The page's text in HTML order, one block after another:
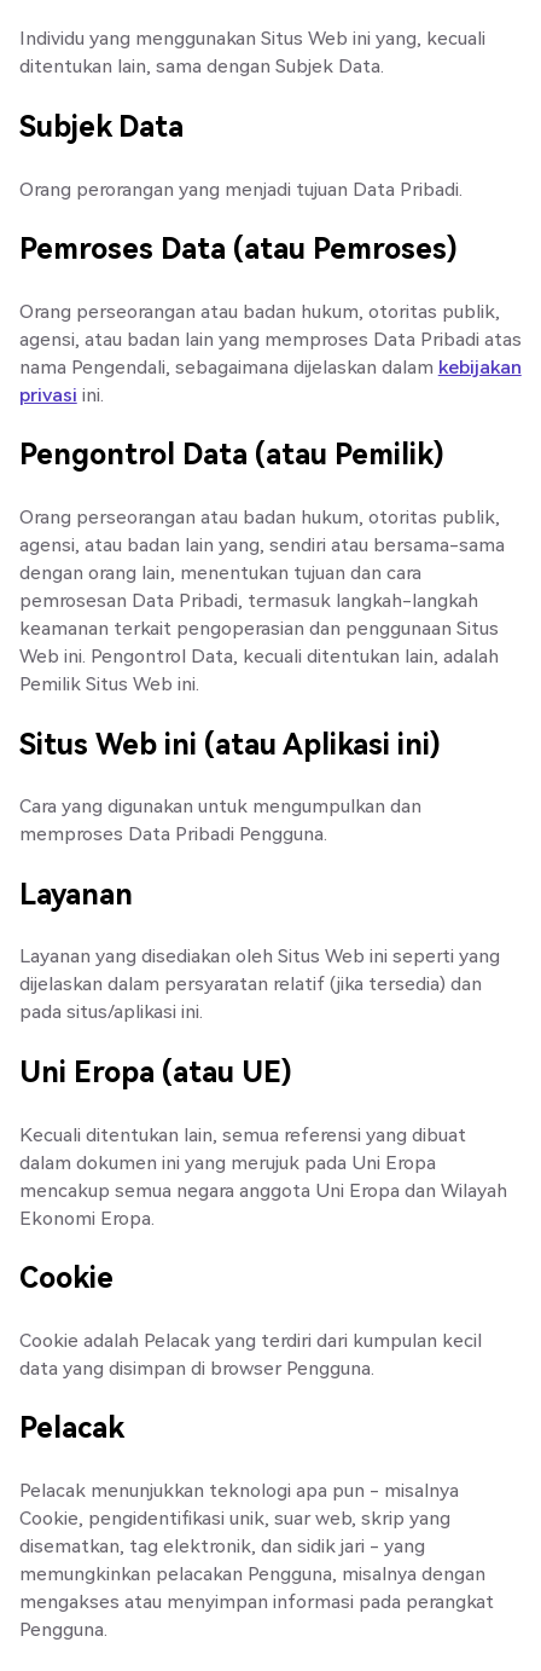
Individu yang menggunakan Situs Web ini yang, kecuali
ditentukan lain, sama dengan Subjek Data.
Subjek Data
Orang perorangan yang menjadi tujuan Data Pribadi.
Pemroses Data (atau Pemroses)
Orang perseorangan atau badan hukum, otoritas publik,
agensi, atau badan lain yang memproses Data Pribadi atas
nama Pengendali, sebagaimana dijelaskan dalam kebijakan
privasi ini.
Pengontrol Data (atau Pemilik)
Orang perseorangan atau badan hukum, otoritas publik,
agensi, atau badan lain yang, sendiri atau bersama-sama
dengan orang lain, menentukan tujuan dan cara
pemrosesan Data Pribadi, termasuk langkah-langkah
keamanan terkait pengoperasian dan penggunaan Situs
Web ini. Pengontrol Data, kecuali ditentukan lain, adalah
Pemilik Situs Web ini.
Situs Web ini (atau Aplikasi ini)
Cara yang digunakan untuk mengumpulkan dan
memproses Data Pribadi Pengguna.
Layanan
Layanan yang disediakan oleh Situs Web ini seperti yang
dijelaskan dalam persyaratan relatif (jika tersedia) dan
pada situs/aplikasi ini.
Uni Eropa (atau UE)
Kecuali ditentukan lain, semua referensi yang dibuat
dalam dokumen ini yang merujuk pada Uni Eropa
mencakup semua negara anggota Uni Eropa dan Wilayah
Ekonomi Eropa.
Cookie
Cookie adalah Pelacak yang terdiri dari kumpulan kecil
data yang disimpan di browser Pengguna.
Pelacak
Pelacak menunjukkan teknologi apa pun - misalnya
Cookie, pengidentifikasi unik, suar web, skrip yang
disematkan, tag elektronik, dan sidik jari - yang
memungkinkan pelacakan Pengguna, misalnya dengan
mengakses atau menyimpan informasi pada perangkat
Pengguna.